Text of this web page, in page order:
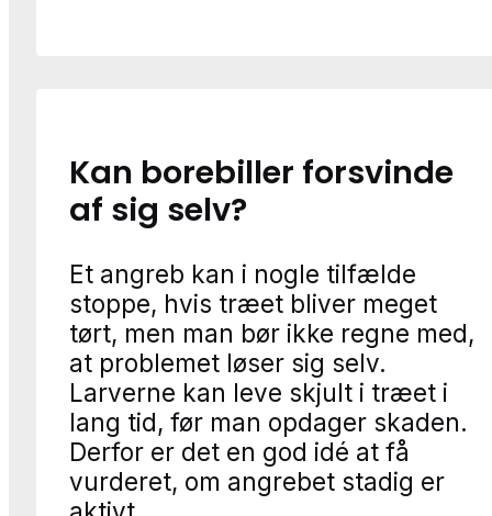
Kan borebiller forsvinde
af sig selv?
Et angreb kan i nogle tilfælde
stoppe, hvis træet bliver meget
tørt, men man bør ikke regne med,
at problemet løser sig selv.
Larverne kan leve skjult i træet i
lang tid, før man opdager skaden.
Derfor er det en god idé at få
vurderet, om angrebet stadig er